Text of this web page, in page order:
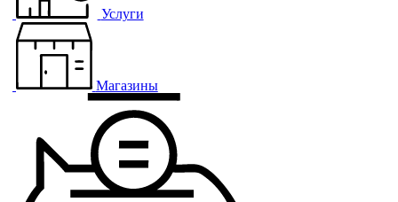
Услуги
Магазины